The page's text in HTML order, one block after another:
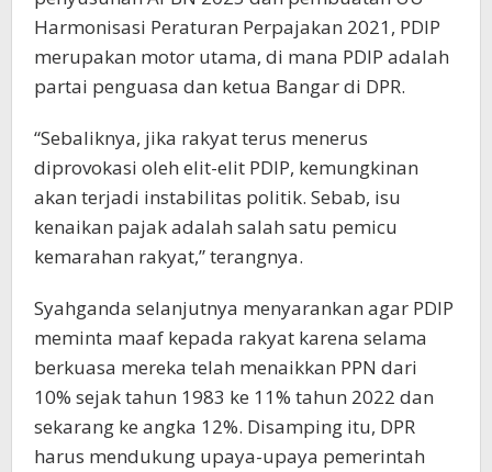
Harmonisasi Peraturan Perpajakan 2021, PDIP
merupakan motor utama, di mana PDIP adalah
partai penguasa dan ketua Bangar di DPR.
“Sebaliknya, jika rakyat terus menerus
diprovokasi oleh elit-elit PDIP, kemungkinan
akan terjadi instabilitas politik. Sebab, isu
kenaikan pajak adalah salah satu pemicu
kemarahan rakyat,” terangnya.
Syahganda selanjutnya menyarankan agar PDIP
meminta maaf kepada rakyat karena selama
berkuasa mereka telah menaikkan PPN dari
10% sejak tahun 1983 ke 11% tahun 2022 dan
sekarang ke angka 12%. Disamping itu, DPR
harus mendukung upaya-upaya pemerintah